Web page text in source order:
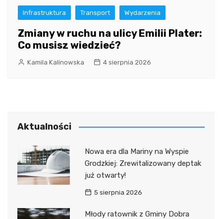
Infrastruktura Transport Wydarzenia
Zmiany w ruchu na ulicy Emilii Plater:
Co musisz wiedzieć?
Kamila Kalinowska 4 sierpnia 2026
Aktualności
Nowa era dla Mariny na Wyspie
Grodzkiej: Zrewitalizowany deptak
już otwarty!
5 sierpnia 2026
Młody ratownik z Gminy Dobra